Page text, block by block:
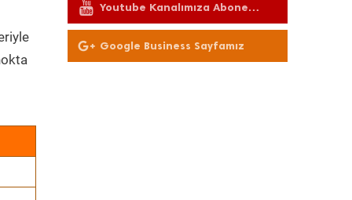
Youtube Kanalımıza Abone
Olun
Google Business Sayfamız